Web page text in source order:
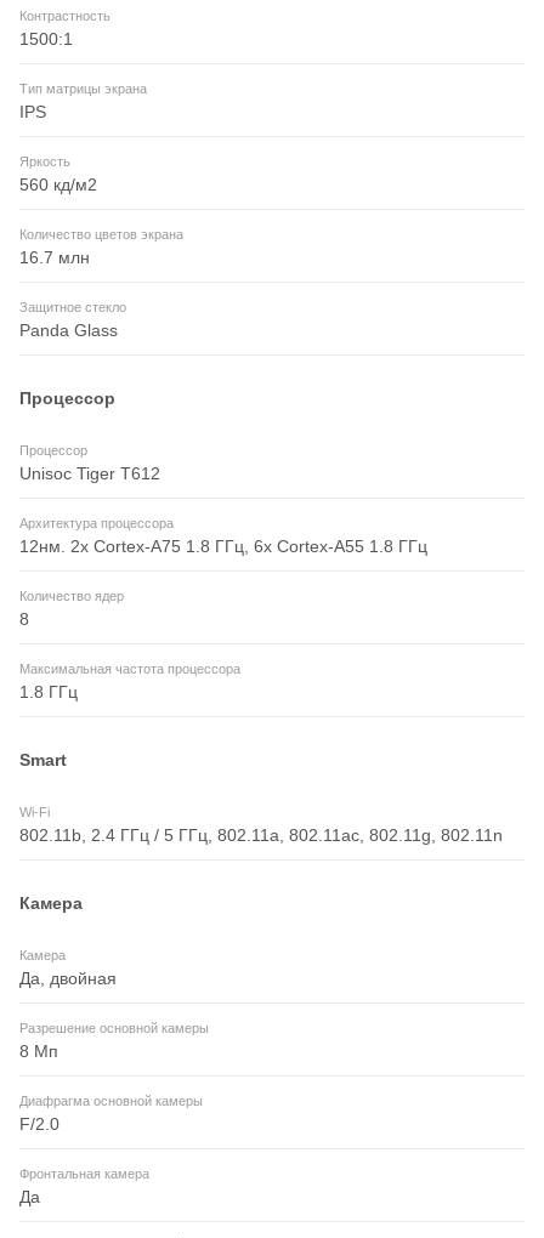
Контрастность
1500:1
Тип матрицы экрана
IPS
Яркость
560 кд/м2
Количество цветов экрана
16.7 млн
Защитное стекло
Panda Glass
Процессор
Процессор
Unisoc Tiger T612
Архитектура процессора
12нм. 2x Cortex-A75 1.8 ГГц, 6x Cortex-A55 1.8 ГГц
Количество ядер
8
Максимальная частота процессора
1.8 ГГц
Smart
Wi-Fi
802.11b, 2.4 ГГц / 5 ГГц, 802.11a, 802.11ac, 802.11g, 802.11n
Камера
Камера
Да, двойная
Разрешение основной камеры
8 Мп
Диафрагма основной камеры
F/2.0
Фронтальная камера
Да